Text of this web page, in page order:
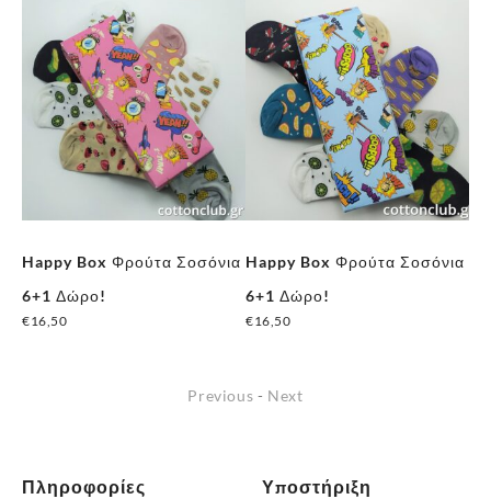
Happy Box Φρούτα Σοσόνια
6+1 Δώρο!
€16,50
Happy Box Φρούτα Σοσόνια
6+1 Δώρο!
€16,50
Previous - Next
Πληροφορίες Υποστήριξη